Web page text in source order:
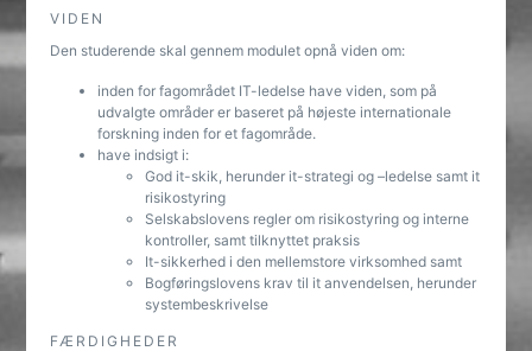
VIDEN
Den studerende skal gennem modulet opnå viden om:
inden for fagområdet IT-ledelse have viden, som på
udvalgte områder er baseret på højeste internationale
forskning inden for et fagområde.
have indsigt i:
God it-skik, herunder it-strategi og –ledelse samt it
risikostyring
Selskabslovens regler om risikostyring og interne
kontroller, samt tilknyttet praksis
It-sikkerhed i den mellemstore virksomhed samt
Bogføringslovens krav til it anvendelsen, herunder
systembeskrivelse
FÆRDIGHEDER